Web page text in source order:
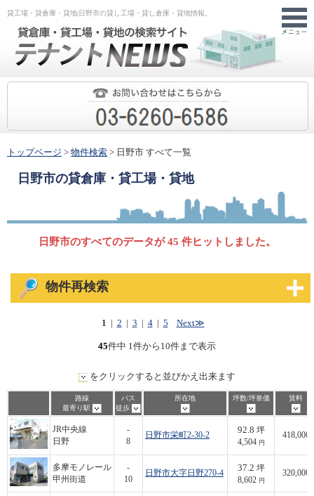
貸工場・貸倉庫・貸地|日野市の貸し工場・貸し倉庫・貸地情報。
トップページ > 物件検索 > 日野市 すべて一覧
日野市の貸倉庫・貸工場・貸地
日野市のすべてのデータが 45 件ヒットしました。
1 2 3 4| 5 Next≫
45件中 1件から10件まで表示
をクリックすると並びかえ出来ます
路線
最寄り駅
バス
徒歩
所在地 坪数/坪単価 賃料
JR中央線
日野
-
8
日野市栄町2-30-2
92.8 坪
4,504 円
418,000
多摩モノレール
甲州街道
-
10
日野市大字日野270-4
37.2 坪
8,602 円
320,000
物件再検索